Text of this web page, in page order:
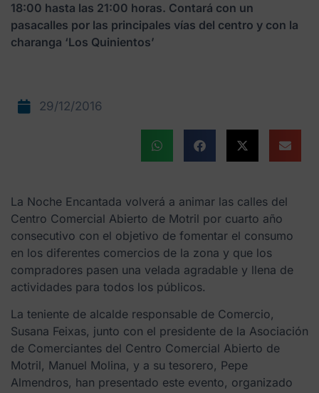
18:00 hasta las 21:00 horas. Contará con un
pasacalles por las principales vías del centro y con la
charanga ‘Los Quinientos’
29/12/2016
La Noche Encantada volverá a animar las calles del
Centro Comercial Abierto de Motril por cuarto año
consecutivo con el objetivo de fomentar el consumo
en los diferentes comercios de la zona y que los
compradores pasen una velada agradable y llena de
actividades para todos los públicos.
La teniente de alcalde responsable de Comercio,
Susana Feixas, junto con el presidente de la Asociación
de Comerciantes del Centro Comercial Abierto de
Motril, Manuel Molina, y a su tesorero, Pepe
Almendros, han presentado este evento, organizado